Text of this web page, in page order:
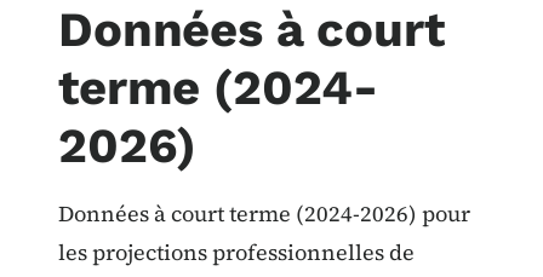
Données à court
terme (2024-
2026)
Données à court terme (2024-2026) pour
les projections professionnelles de